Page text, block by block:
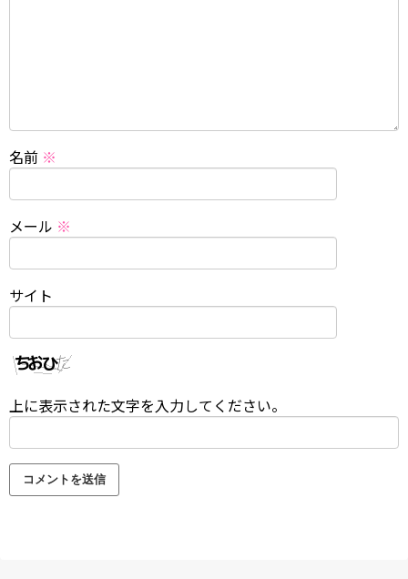
名前 ※
メール ※
サイト
上に表示された文字を入力してください。